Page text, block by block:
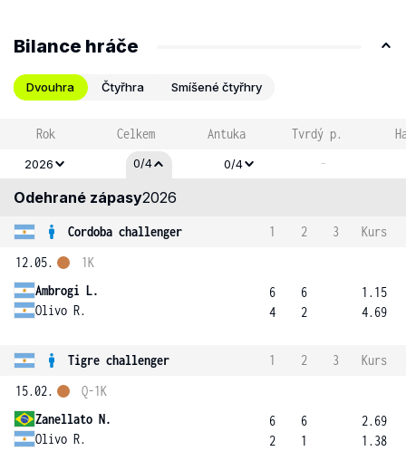
Bilance hráče
Dvouhra Čtyřhra Smíšené čtyřhry
Rok Celkem Antuka Tvrdý p.
2026 0/4 0/4 -
Odehrané zápasy2026
Cordoba challenger 1 2 3
Kurs
12.05.
Ambrogi L.
Olivo R.
1K
6
4
6
2
1.15
4.69
Tigre challenger 1 2 3
Kurs
15.02.
Zanellato N.
Olivo R.
Q-1K
6
2
6
1
2.69
1.38